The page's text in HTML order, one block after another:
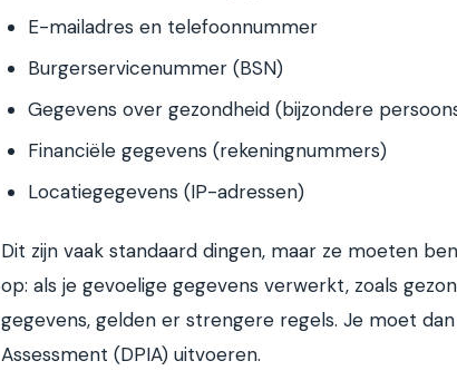
E-mailadres en telefoonnummer
Burgerservicenummer (BSN)
Gegevens over gezondheid (bijzondere
Financiële gegevens (rekeningnummers)
Locatiegegevens (IP-adressen)
Dit zijn vaak standaard dingen, maar ze moeten
op: als je gevoelige gegevens verwerkt, zoals
gegevens, gelden er strengere regels. Je moet
Assessment (DPIA) uitvoeren.